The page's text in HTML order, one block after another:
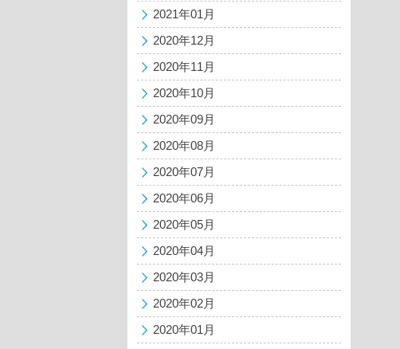
2021年01月
2020年12月
2020年11月
2020年10月
2020年09月
2020年08月
2020年07月
2020年06月
2020年05月
2020年04月
2020年03月
2020年02月
2020年01月